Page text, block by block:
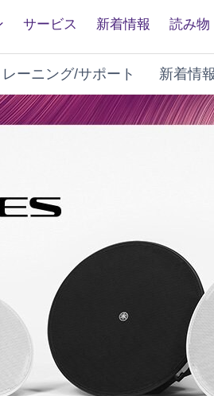
サービス 新着情報 読み物
レーニング/サポート 新着情報